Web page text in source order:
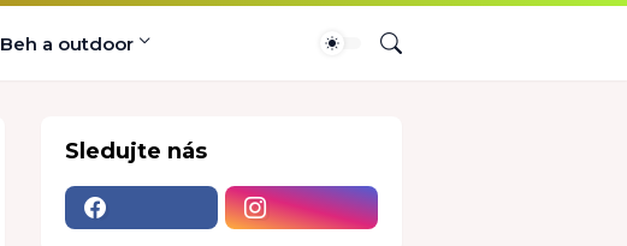
Beh a outdoor
Sledujte nás